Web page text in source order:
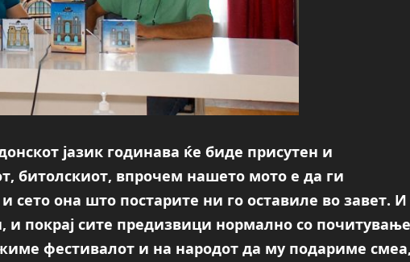
јазик годинава ќе биде присутен и
битолскиот, впрочем нашето мото е да ги
сето она што постарите ни го оставиле во завет. И
и покрај сите предизвици нормално со почитување
фестивалот и на народот да му подариме смеа,